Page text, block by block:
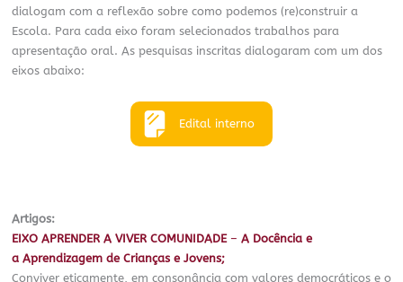
dialogam com a reflexão sobre como podemos (re)construir a
Escola. Para cada eixo foram selecionados trabalhos para
apresentação oral. As pesquisas inscritas dialogaram com um dos
eixos abaixo:
Edital interno
Artigos:
EIXO APRENDER A VIVER COMUNIDADE– A Docência e
a Aprendizagem de Crianças e Jovens;
Conviver eticamente, em consonância com valores democráticos e o